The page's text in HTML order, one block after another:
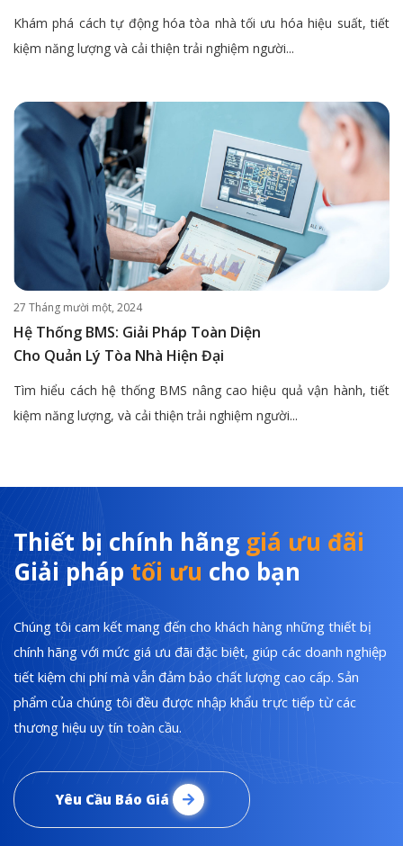
Khám phá cách tự động hóa tòa nhà tối ưu hóa hiệu suất, tiết
kiệm năng lượng và cải thiện trải nghiệm người...
27 Tháng mười một, 2024
Hệ Thống BMS: Giải Pháp Toàn Diện
Cho Quản Lý Tòa Nhà Hiện Đại
Tìm hiểu cách hệ thống BMS nâng cao hiệu quả vận hành, tiết
kiệm năng lượng, và cải thiện trải nghiệm người...
Thiết bị chính hãng giá ưu đãi
Giải pháp tối ưu cho bạn
Chúng tôi cam kết mang đến cho khách hàng những thiết bị
chính hãng với mức giá ưu đãi đặc biệt, giúp các doanh nghiệp
tiết kiệm chi phí mà vẫn đảm bảo chất lượng cao cấp. Sản
phẩm của chúng tôi đều được nhập khẩu trực tiếp từ các
thương hiệu uy tín toàn cầu.
Yêu Cầu Báo Giá